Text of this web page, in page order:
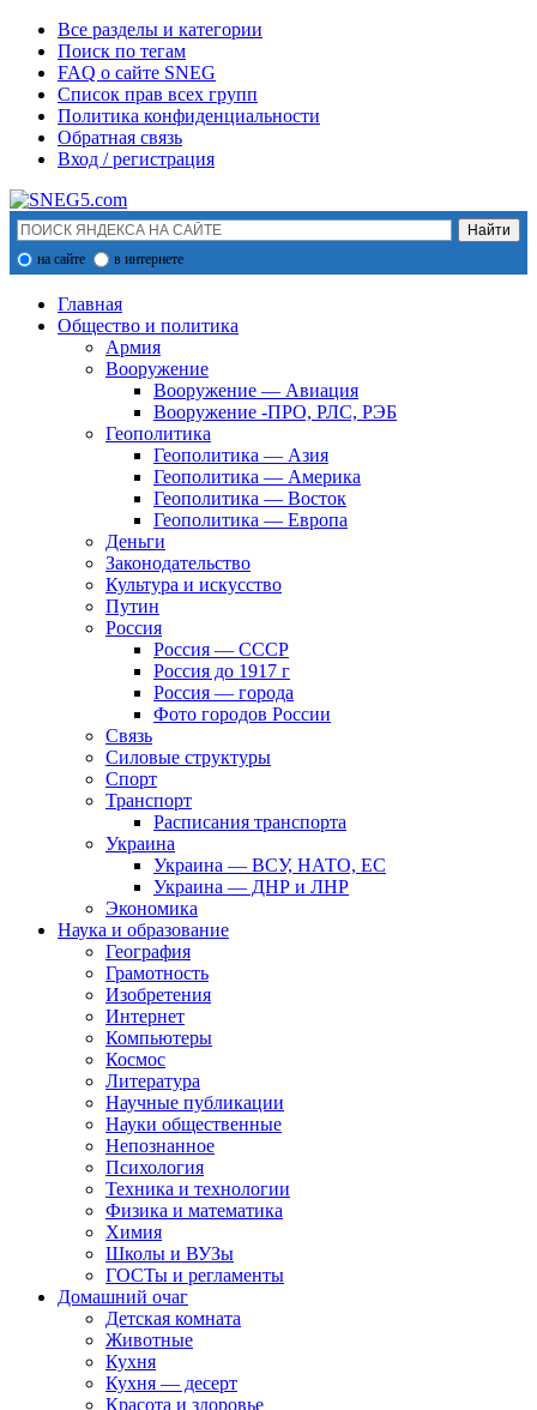
Все разделы и категории
Поиск по тегам
FAQ о сайте SNEG
Список прав всех групп
Политика конфиденциальности
Обратная связь
Вход / регистрация
на сайте в интернете
Главная
Общество и политика
Армия
Вооружение
Вооружение — Авиация
Вооружение -ПРО, РЛС, РЭБ
Геополитика
Геополитика — Азия
Геополитика — Америка
Геополитика — Восток
Геополитика — Европа
Деньги
Законодательство
Культура и искусство
Путин
Россия
Россия — СССР
Россия до 1917 г
Россия — города
Фото городов России
Связь
Силовые структуры
Спорт
Транспорт
Расписания транспорта
Украина
Украина — ВСУ, НАТО, ЕС
Украина — ДНР и ЛНР
Экономика
Наука и образование
География
Грамотность
Изобретения
Интернет
Компьютеры
Космос
Литература
Научные публикации
Науки общественные
Непознанное
Психология
Техника и технологии
Физика и математика
Химия
Школы и ВУЗы
ГОСТы и регламенты
Домашний очаг
Детская комната
Животные
Кухня
Кухня — десерт
Красота и здоровье